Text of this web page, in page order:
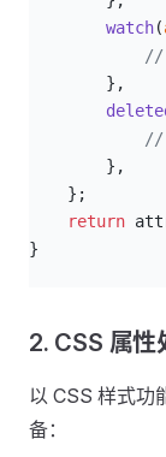
        watch
(
//
        },
//
        },
    };
    return
}
2. CSS 属性
以 CSS 样式功
备：